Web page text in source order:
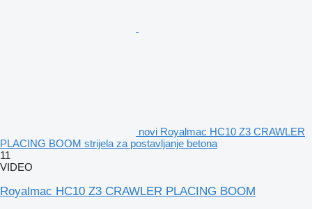
novi Royalmac HC10 Z3 CRAWLER
PLACING BOOM strijela za postavljanje betona
11
VIDEO
Royalmac HC10 Z3 CRAWLER PLACING BOOM